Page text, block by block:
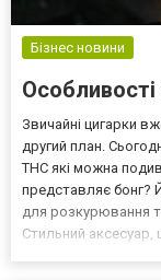
Бізнес новини
Особливості
Звичайні цигарки
другий план.
THC які можна
представляє бонг?
для розкурювання
Стильний аксесуар,